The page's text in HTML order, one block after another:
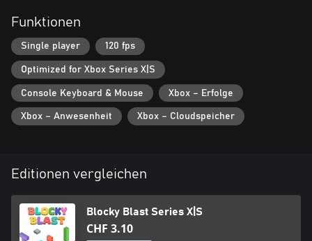
Funktionen
Single player 120 fps
Optimized for Xbox Series X|S
Console Keyboard & Mouse Xbox – Erfolge
Xbox – Anwesenheit Xbox – Cloudspeicher
Editionen vergleichen
Blocky Blast Series X|S
CHF 3.10